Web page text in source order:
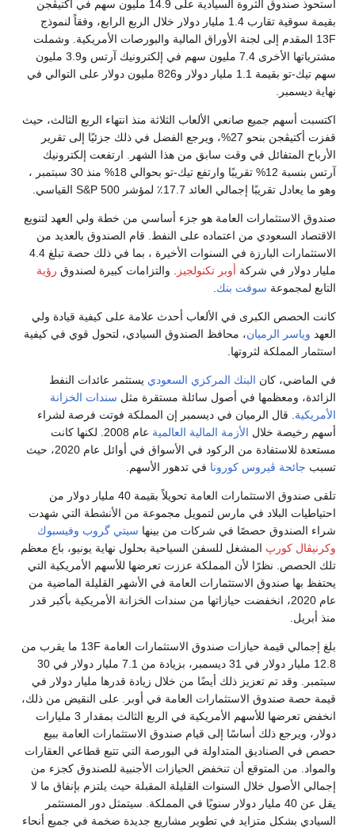
استحوذ صندوق الثروة السيادية على 14.9 مليون سهم في أكتيڤجن
بقيمة سوقية تقارب 1.4 مليار دولار خلال الربع الرابع، وفقاً لنموذج
13F المقدم إلى لجنة الأوراق المالية والبورصات الأمريكية. وشملت
مشترياتها الأخرى 7.4 مليون سهم في إلكترونيك آرتس و3.9 مليون
سهم تيك-تو بقيمة 1.1 مليار دولار و826 مليون دولار على التوالي في
نهاية ديسمبر.
اكتسبت أسهم جميع صانعي الألعاب الثلاثة منذ انتهاء الربع الثالث، حيث
قفزت أكتيڤجن بنحو 27%، ويرجع الفضل في ذلك جزئيًا إلى تقرير
الأرباح المتفائل في وقت سابق من هذا الشهر. ارتفعت إلكترونيك
آرتس بنسبة 12% تقريبًا وارتفع تيك-تو بحوالي 18% منذ 30 سبتمبر ،
وهو ما يعادل تقريبًا إجمالي العائد 17.7٪ لمؤشر S&P 500 القياسي.
صندوق الاستثمارات العامة هو جزء أساسي من خطة ولي العهد لتنويع
الاقتصاد السعودي من اعتماده على النفط. قام الصندوق بالعديد من
الاستثمارات البارزة في السنوات الأخيرة ، بما في ذلك حصة تبلغ 4.4
مليار دولار في شركة أوبر تكنولجيز . والتزامات كبيرة لصندوق رؤية
التابع لمجموعة سوفت بنك
كانت الحصص الكبرى في الألعاب أحدث علامة على كيفية قيادة ولي
العهد وياسر الرميان، محافظ الصندوق السيادي، لتحول قوي في كيفية
استثمار المملكة لثروتها.
في الماضي، كان البنك المركزي السعودي يستثمر عائدات النفط
الزائدة، ومعظمها في أصول سائلة مستقرة مثل سندات الخزانة
الأمريكية . قال الرميان في ديسمبر إن المملكة فوتت فرصة لشراء
أسهم رخيصة خلال الأزمة المالية العالمية
عام 2008. لكنها كانت
مستعدة للاستفادة من الركود في الأسواق في أوائل عام 2020، حيث
تسبب جائحة ڤيروس كورونا في تدهور الأسهم.
تلقى صندوق الاستثمارات العامة تحويلاً بقيمة 40 مليار دولار من
احتياطيات البلاد في مارس لتمويل مجموعة من الأنشطة التي شهدت
شراء الصندوق حصصًا في شركات من بينها سيتي گروب وفيسبوك
وكرنيڤال كورپ المشغل للسفن السياحية بحلول نهاية يونيو، باع معظم
تلك الحصص. نظرًا لأن المملكة عززت تعرضها للأسهم الأمريكية التي
يحتفظ بها صندوق الاستثمارات العامة في الأشهر القليلة الماضية من
عام 2020، انخفضت حيازاتها من سندات الخزانة الأمريكية بأكبر قدر
منذ أبريل.
بلغ إجمالي قيمة حيازات صندوق الاستثمارات العامة 13F ما يقرب من
12.8 مليار دولار في 31 ديسمبر، بزيادة من 7.1 مليار دولار في 30
سبتمبر. وقد تم تعزيز ذلك أيضًا من خلال زيادة قدرها مليار دولار في
قيمة حصة صندوق الاستثمارات العامة في أوبر. على النقيض من ذلك،
انخفض تعرضها للأسهم الأمريكية في الربع الثالث بمقدار 3 مليارات
دولار، ويرجع ذلك أساسًا إلى قيام صندوق الاستثمارات العامة ببيع
حصص في الصناديق المتداولة في البورصة التي تتبع قطاعي العقارات
والمواد. من المتوقع أن تنخفض الحيازات الأجنبية للصندوق كجزء من
إجمالي الأصول خلال السنوات القليلة المقبلة حيث يلتزم بإنفاق ما لا
يقل عن 40 مليار دولار سنويًا في المملكة. سيتمثل دور المستثمر
السيادي بشكل متزايد في تطوير مشاريع جديدة ضخمة في جميع أنحاء